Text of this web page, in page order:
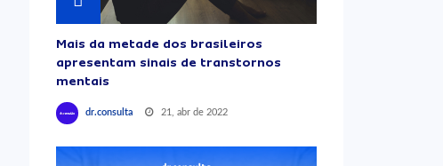
Mais da metade dos brasileiros
apresentam sinais de transtornos
mentais
dr.consulta 21, abr de 2022